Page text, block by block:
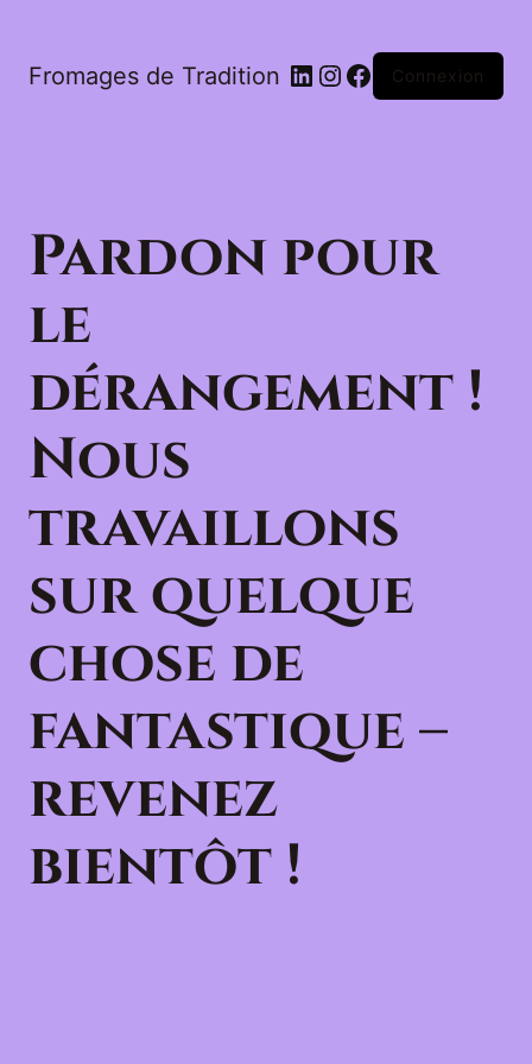
Fromages de Tradition LinkedIn
Instagram
Facebook
Connexion
Pardon pour
le
dérangement !
Nous
travaillons
sur quelque
chose de
fantastique –
revenez
bientôt !